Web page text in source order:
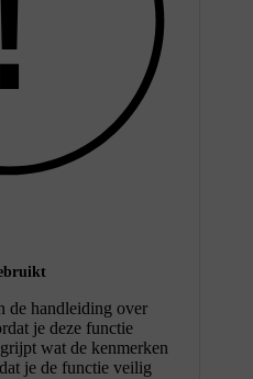
de handleiding over
je deze functie
wat de kenmerken
je de functie veilig